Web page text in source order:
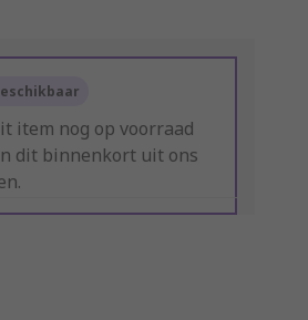
item nog op voorraad
dit binnenkort uit ons